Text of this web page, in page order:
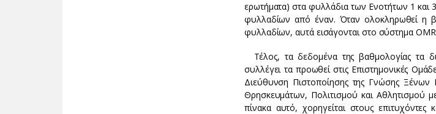
ερωτήματα) στα φυλλάδια των Ενοτήτων 1
φυλλαδίων από έναν. Όταν ολοκληρωθεί η
φυλλαδίων, αυτά εισάγονται στο σύστημα
Τέλος, τα δεδομένα της βαθμολογίας τα
συλλέγει τα προωθεί στις Επιστημονικές
Διεύθυνση Πιστοποίησης της Γνώσης
Θρησκευμάτων, Πολιτισμού και Αθλητισμού
πίνακα αυτό, χορηγείται στους